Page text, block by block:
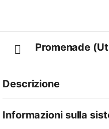
Promenade
Descrizione
500 m dal centro,
Informazioni sulla